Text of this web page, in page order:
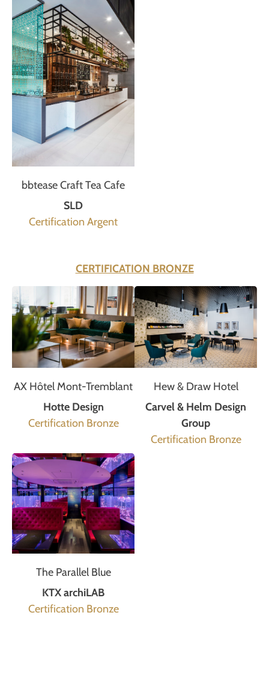
bbtease Craft Tea Cafe
SLD
Certification Argent
CERTIFICATION BRONZE
AX Hôtel Mont-Tremblant
Hotte Design
Certification Bronze
The Parallel Blue
KTX archiLAB
Certification Bronze
Hew & Draw Hotel
Carvel & Helm Design
Group
Certification Bronze